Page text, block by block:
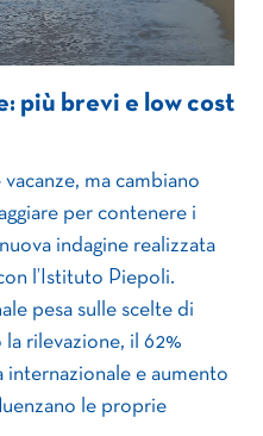
più brevi e low cost
ma cambiano
per contenere i
indagine realizzata
l’Istituto Piepoli.
pesa sulle scelte di
rilevazione, il 62%
internazionale e aumento
le proprie